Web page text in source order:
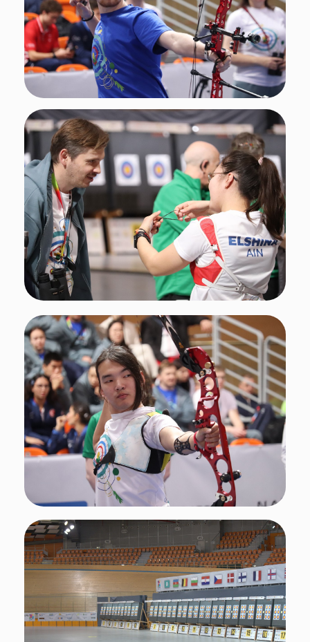
Фото: Федерация стрельбы из лука России
Итоги
По итогам стартов наши юниоры принесли
восемь медалей:
Золото
Елшина Кристина, Егоров Игнатий —
классический лук, смешанная команда
Батуева Екатерина, Мун София, Эрдыниева
Арюна — блочный лук, команда
Серебро
Бутрым Степан, Эрдыниева Арюна —
блочный лук, смешанная команда
Елшина Кристина, Мошечкова Ольга,
Параничева Ксения — классический лук,
команда
Бутрым Степан, Дымбрылов Тимур, Синяев
Иван — блочный лук, команды
Дарханов Виктор — бесприцельный лук
Эрдыниева Арюна — блочный лук,
одиночные
Бутрым Степан — блочный лук, одиночные
Поздравляем команду, тренеров и всех
причастных с этим блестящим результатом!
Вы доказали: мастерство и характер
сильнее любых ограничений.
Поделиться
Подписывайтесь
на нас в социальных сетях!